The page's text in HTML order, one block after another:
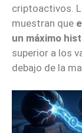
criptoactivos.
muestran que
un máximo
superior a los
debajo de la